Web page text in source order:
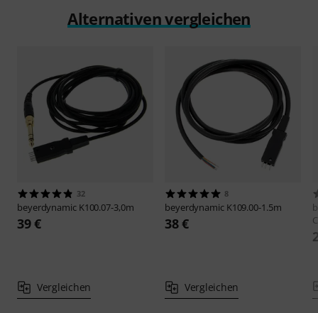
Alternativen vergleichen
32
beyerdynamic K100.07-3,0m
39 €
Vergleichen
8
beyerdynamic K109.00-1.5m
38 €
Vergleichen